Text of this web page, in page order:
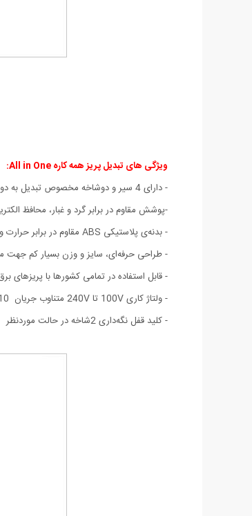
ویژگی های تبدیل پریز همه کاره All in One:
- دارای 4 سیر و دوشاخه مخصوص تبدیل به دوشاخه پریز برق
-پوشش مقاوم در برابر گرد و غبار، محافظ
- بدنه‌ی پلاستیکی ABS مقاوم در برابر حرارت و آتش‌سوزی
- طراحی حرفه‌ای، سایز و وزن بسیار کم جهت
- قابل استفاده در تمامی کشورها با پریزهای
- ولتاژ کاری 100V تا 240V متناوب جریان 10 آمپر
- کلید قفل نگه‌داری 2شاخه در حالت موردنظر